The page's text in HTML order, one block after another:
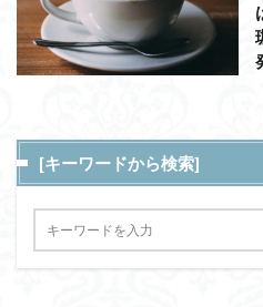
[キーワードから検索]